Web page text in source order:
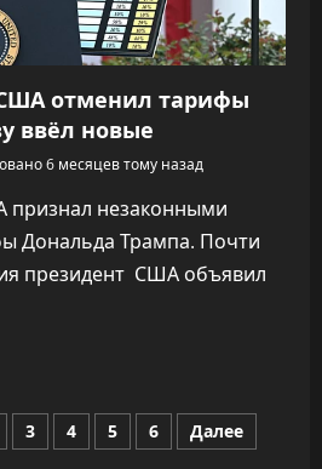
отменил тарифы
ввёл новые
6 месяцев тому назад
признал незаконными
Дональда Трампа. Почти
президент США объявил
3 4 5 6 Далее